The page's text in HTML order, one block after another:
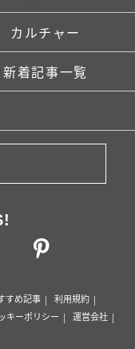
カルチャー
新着記事一覧
すめ記事
利用規約
キーポリシー
運営会社